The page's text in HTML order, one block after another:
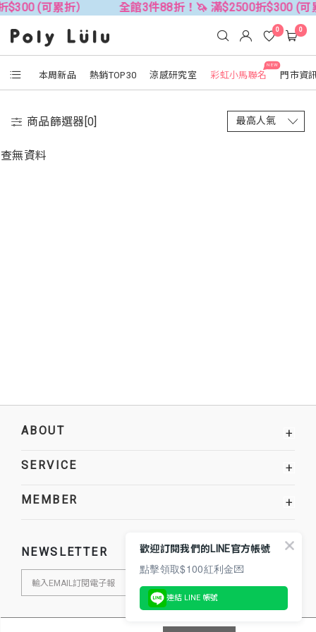
(可累折） 全館3件88折！🦄 滿$2500折$300 (可
本周新品 熱銷TOP30 涼感研究室
NEW
彩虹小馬聯名 門市資
0 0
商品篩選器[0]
查無資料
ABOUT +
SERVICE +
MEMBER +
NEWSLETTER 歡迎訂閱我們的LINE官方帳號
點擊領取$100紅利金💌
連結 LINE 帳號